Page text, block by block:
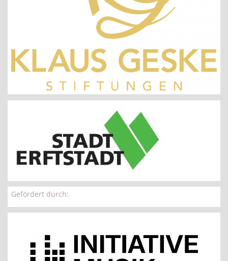
Gefördert durch: